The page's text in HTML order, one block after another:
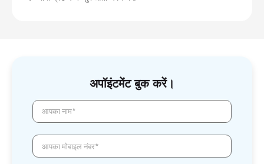
अपॉइंटमेंट बुक करें।
आपका नाम*
आपका मोबाइल नंबर*